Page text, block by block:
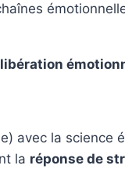
avec la science
la réponse de